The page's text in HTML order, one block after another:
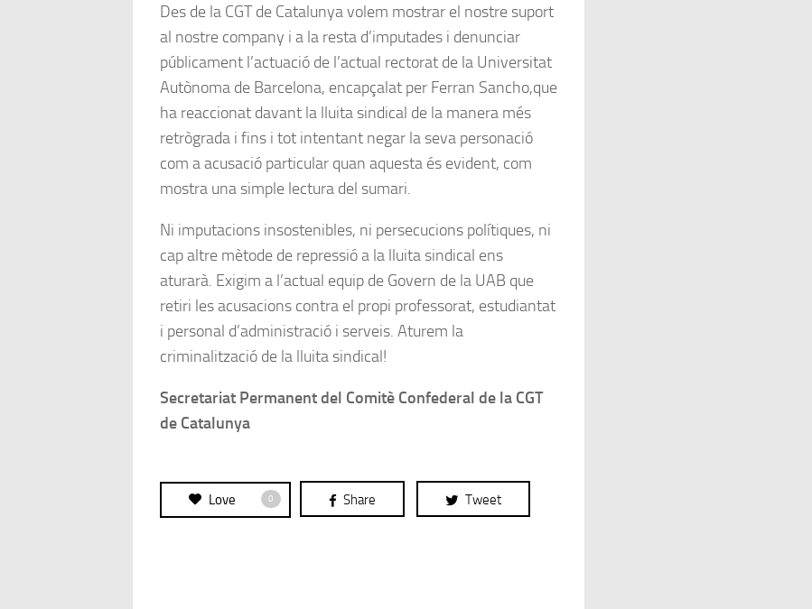
Des de la CGT de Catalunya volem mostrar el nostre suport
al nostre company i a la resta d’imputades i denunciar
públicament l’actuació de l’actual rectorat de la Universitat
Autònoma de Barcelona, encapçalat per Ferran Sancho,que
ha reaccionat davant la lluita sindical de la manera més
retrògrada i fins i tot intentant negar la seva personació
com a acusació particular quan aquesta és evident, com
mostra una simple lectura del sumari.
Ni imputacions insostenibles, ni persecucions polítiques, ni
cap altre mètode de repressió a la lluita sindical ens
aturarà. Exigim a l’actual equip de Govern de la UAB que
retiri les acusacions contra el propi professorat, estudiantat
i personal d’administració i serveis. Aturem la
criminalització de la lluita sindical!
Secretariat Permanent del Comitè Confederal de la CGT
de Catalunya
Love 0 Share Tweet